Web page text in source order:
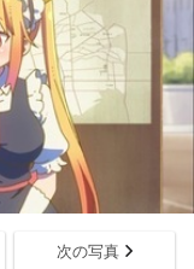
次の写真